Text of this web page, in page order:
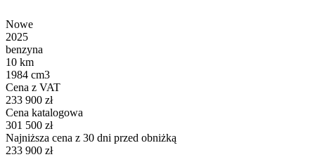
Nowe
2025
benzyna
10 km
1984 cm3
Cena z VAT
233 900 zł
Cena katalogowa
301 500 zł
Najniższa cena z 30 dni przed obniżką
233 900 zł